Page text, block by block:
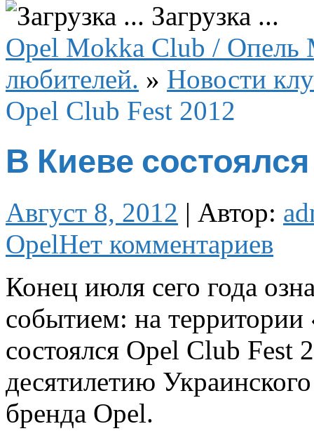
Загрузка ...
Opel Mokka Club / Опель
любителей. » Новости
Opel Club Fest 2012
В Киеве состоялся
Август 8, 2012 | Автор:
OpelНет комментариев
Конец июля сего года
событием: на
состоялся Opel Club Fest
десятилетию
бренда Opel.